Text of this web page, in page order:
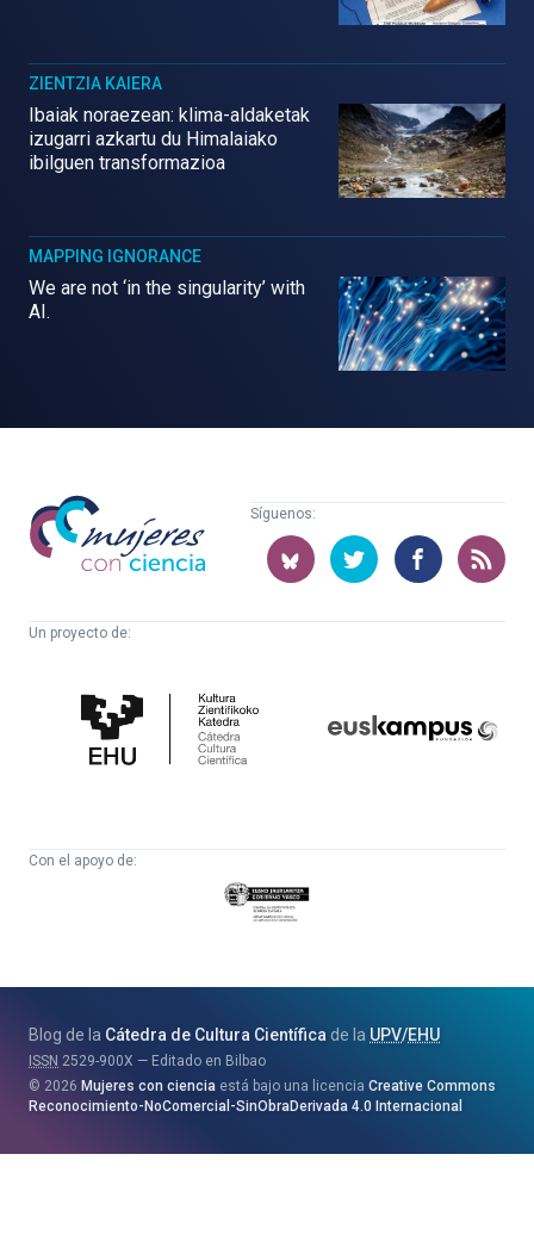
ZIENTZIA KAIERA
Ibaiak noraezean: klima-aldaketak
izugarri azkartu du Himalaiako
ibilguen transformazioa
MAPPING IGNORANCE
We are not ‘in the singularity’ with
AI.
Mujeres
con
ciencia
Síguenos:
Un proyecto de:
Cultura
Científica
Con el apoyo de:
Eusko
Jaurlaritza
eta
Berrikuntza
Saila
Blog de la Cátedra de Cultura Científica de la UPV/EHU
ISSN 2529-900X
Editado en Bilbao
2026 Mujeres con ciencia está bajo una licencia Creative Commons
Reconocimiento-NoComercial-SinObraDerivada 4.0 Internacional